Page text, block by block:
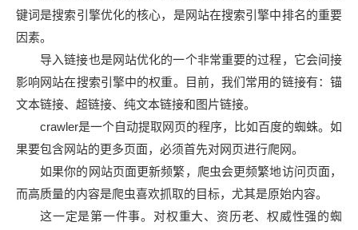
键词是搜索引擎优化的核心，是网站在搜索引擎中排名的重要
因素。
导入链接也是网站优化的一个非常重要的过程，它会间接
影响网站在搜索引擎中的权重。目前，我们常用的链接有：锚
文本链接、超链接、纯文本链接和图片链接。
crawler是一个自动提取网页的程序，比如百度的蜘蛛。如
果要包含网站的更多页面，必须首先对网页进行爬网。
如果你的网站页面更新频繁，爬虫会更频繁地访问页面，
而高质量的内容是爬虫喜欢抓取的目标，尤其是原始内容。
这一定是第一件事。对权重大、资历老、权威性强的蜘